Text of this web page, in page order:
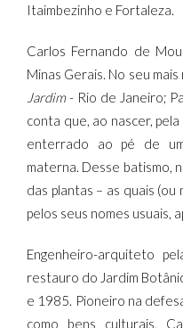
Itaimbezinho e Fortaleza.
Carlos Fernando de
Minas Gerais. No seu
Jardim- Rio de Janeiro;
conta que, ao nascer,
enterrado ao pé de
materna. Desse batismo,
das plantas – as quais (ou
pelos seus nomes usuais,
Engenheiro-arquiteto
restauro do Jardim
e 1985. Pioneiro na
como bens culturais,